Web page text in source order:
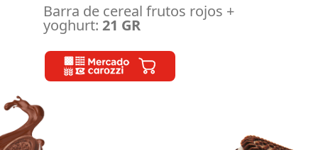
Barra de cereal frutos rojos +
yoghurt: 21 GR